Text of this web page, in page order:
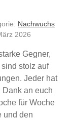
Nachwuchs
2026
Gegner,
stolz auf
Jeder hat
an euch
für Woche
und den